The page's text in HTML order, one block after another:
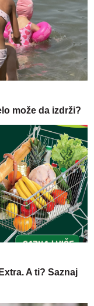
može da izdrži?
A ti? Saznaj